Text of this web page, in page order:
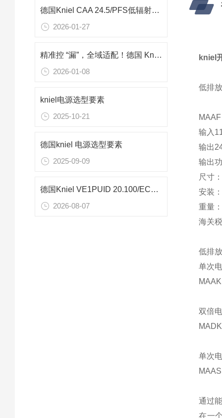
德国Kniel CAA 24.5/PFS低辐射电源技术解析
2026-01-27
精准控 “漏”，全域适配！德国 Kniel CD15.1 电源核心技术解析
2026-01-08
kniel电源选型要素
2025-10-21
德国kniel 电源选型要素
2025-09-09
德国Kniel VE1PUID 20.100/EC电源—半导体精密设备专用0~20V大功率供电方案
2026-08-07
kniel
低排
输入
输出
输出
尺寸
安装
重量
海关
低排
单次
双倍
单次
通过
在一